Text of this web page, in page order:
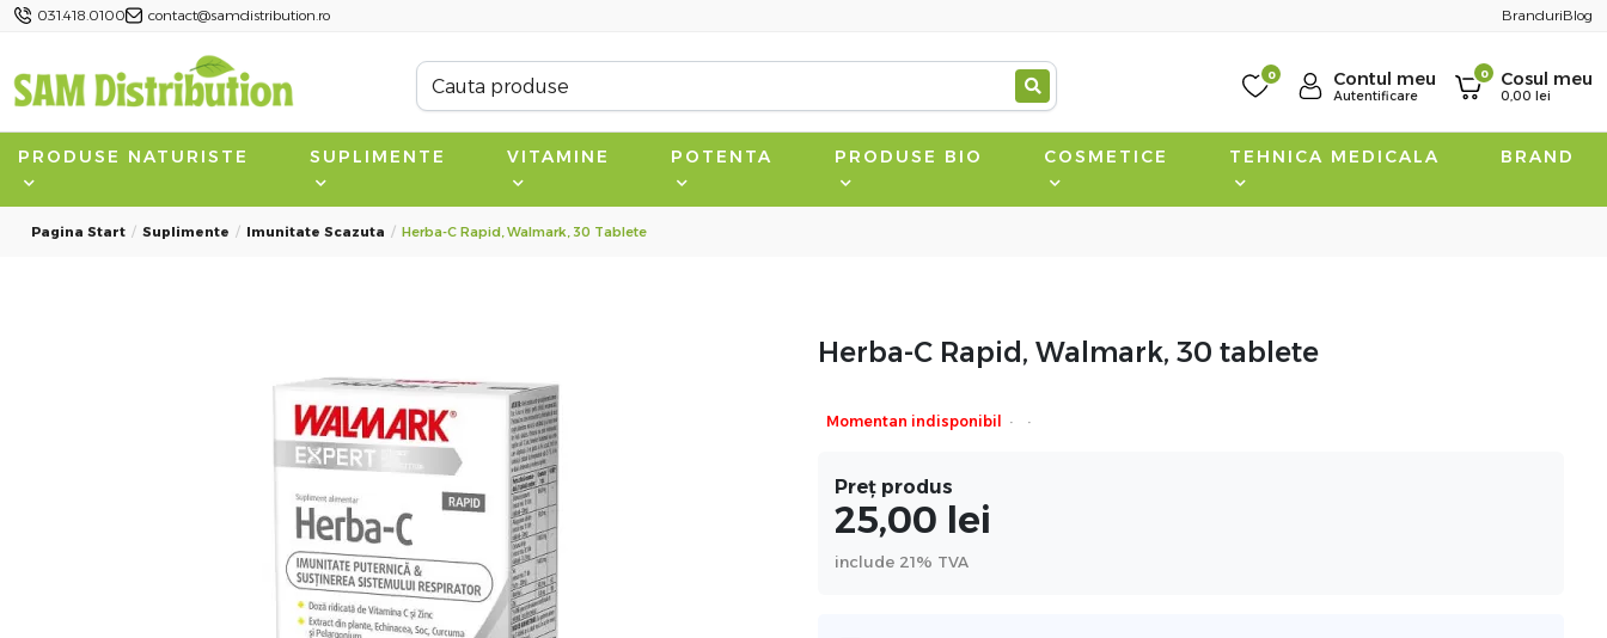
031.418.0100 contact@samdistribution.ro BranduriBlog
0 Contul meu
Autentificare
0 Cosul meu
0,00 lei
PRODUSE NATURISTE SUPLIMENTE VITAMINE POTENTA PRODUSE BIO COSMETICE TEHNICA MEDICALA BRAND
Pagina Start Suplimente Imunitate Scazuta Herba-C Rapid, Walmark, 30 Tablete
Herba-C Rapid, Walmark, 30 tablete
Momentan indisponibil · ·
Preț produs
25,00 lei
include 21% TVA